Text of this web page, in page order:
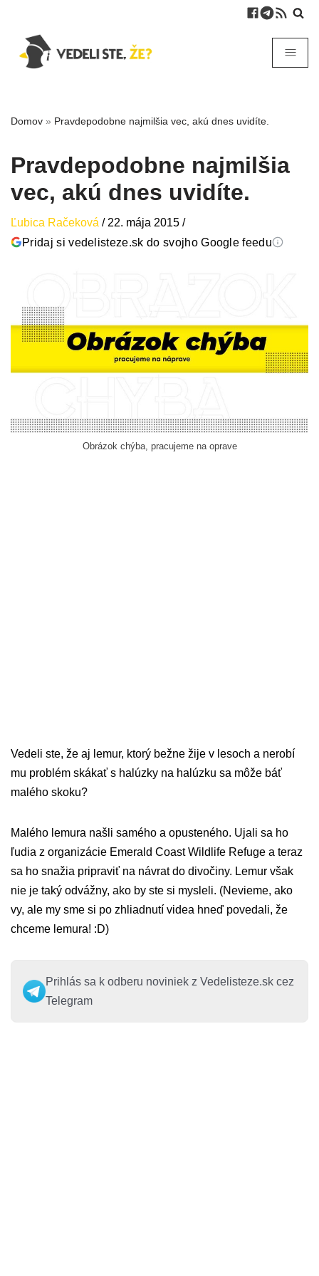
Domov » Pravdepodobne najmilšia vec, akú dnes uvidíte.
Pravdepodobne najmilšia
vec, akú dnes uvidíte.
Ľubica Račeková / 22. mája 2015 /
Pridaj si vedelisteze.sk do svojho Google feedu
Obrázok chýba, pracujeme na oprave
Vedeli ste, že aj lemur, ktorý bežne žije v lesoch a nerobí
mu problém skákať s halúzky na halúzku sa môže báť
malého skoku?
Malého lemura našli samého a opusteného. Ujali sa ho
ľudia z organizácie Emerald Coast Wildlife Refuge a teraz
sa ho snažia pripraviť na návrat do divočiny. Lemur však
nie je taký odvážny, ako by ste si mysleli. (Nevieme, ako
vy, ale my sme si po zhliadnutí videa hneď povedali, že
chceme lemura! :D)
Prihlás sa k odberu noviniek z Vedelisteze.sk cez
Telegram